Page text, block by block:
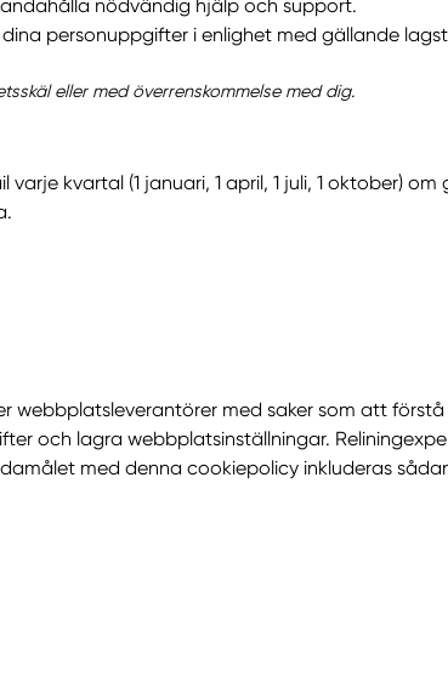
nödvändig hjälp och support.
personuppgifter i enlighet med gällande
eller med överrenskommelse med dig.
kvartal (1 januari, 1 april, 1 juli, 1 oktober) om
webbplatsleverantörer med saker som att förstå
och lagra webbplatsinställningar.
med denna cookiepolicy inkluderas